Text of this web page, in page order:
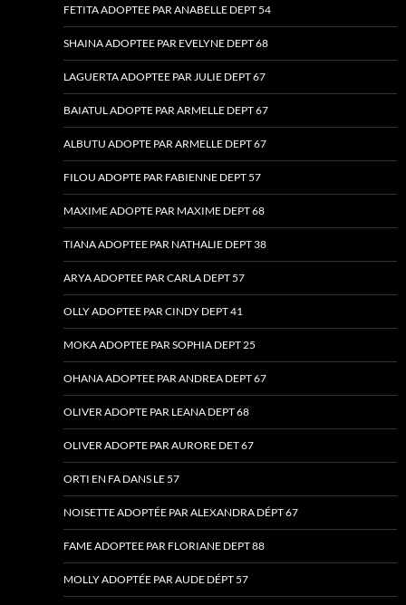
FETITA ADOPTEE PAR ANABELLE DEPT 54
SHAINA ADOPTEE PAR EVELYNE DEPT 68
LAGUERTA ADOPTEE PAR JULIE DEPT 67
BAIATUL ADOPTE PAR ARMELLE DEPT 67
ALBUTU ADOPTE PAR ARMELLE DEPT 67
FILOU ADOPTE PAR FABIENNE DEPT 57
MAXIME ADOPTE PAR MAXIME DEPT 68
TIANA ADOPTEE PAR NATHALIE DEPT 38
ARYA ADOPTEE PAR CARLA DEPT 57
OLLY ADOPTEE PAR CINDY DEPT 41
MOKA ADOPTEE PAR SOPHIA DEPT 25
OHANA ADOPTEE PAR ANDREA DEPT 67
OLIVER ADOPTE PAR LEANA DEPT 68
OLIVER ADOPTE PAR AURORE DET 67
ORTI EN FA DANS LE 57
NOISETTE ADOPTÉE PAR ALEXANDRA DÉPT 67
FAME ADOPTEE PAR FLORIANE DEPT 88
MOLLY ADOPTÉE PAR AUDE DÉPT 57